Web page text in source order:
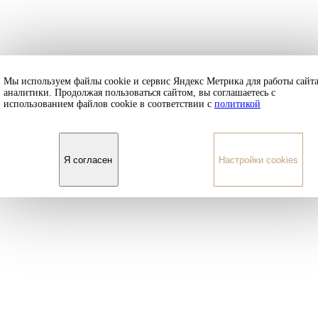
Мы используем файлы cookie и сервис Яндекс Метрика для работы
аналитики. Продолжая пользоваться сайтом, вы соглашаетесь с
использованием файлов cookie в соответствии с политикой
Я согласен Настройки cookies